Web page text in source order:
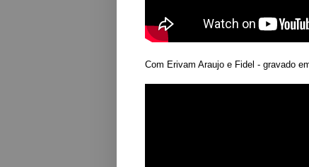
Com Erivam Araujo e Fidel - gravado